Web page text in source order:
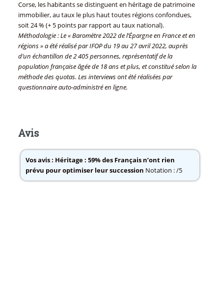
Corse, les habitants se distinguent en héritage de patrimoine
immobilier, au taux le plus haut toutes régions confondues,
soit 24 % (+ 5 points par rapport au taux national).
Méthodologie : Le « Baromètre 2022 de l’Épargne en France et en
régions » a été réalisé par IFOP du 19 au 27 avril 2022, auprès
d’un échantillon de 2 405 personnes, représentatif de la
population française âgée de 18 ans et plus, et constitué selon la
méthode des quotas. Les interviews ont été réalisées par
questionnaire auto-administré en ligne.
Avis
Vos avis : Héritage : 59% des Français n’ont rien
prévu pour optimiser leur succession Notation : /5